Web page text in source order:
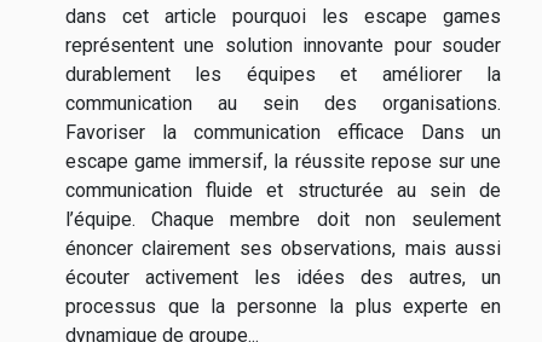
dans cet article pourquoi les escape games
représentent une solution innovante pour souder
durablement les équipes et améliorer la
communication au sein des organisations.
Favoriser la communication efficace Dans un
escape game immersif, la réussite repose sur une
communication fluide et structurée au sein de
l’équipe. Chaque membre doit non seulement
énoncer clairement ses observations, mais aussi
écouter activement les idées des autres, un
processus que la personne la plus experte en
dynamique de groupe...